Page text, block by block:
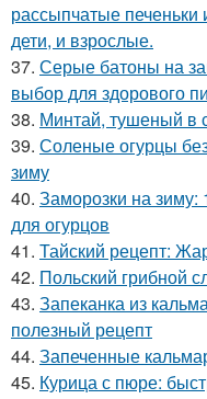
рассыпчатые печеньки
дети, и взрослые.
37. Серые батоны на
выбор для здорового
38. Минтай, тушеный в
39. Соленые огурцы
зиму
40. Заморозки на
для огурцов
41. Тайский рецепт:
42. Польский грибной
43. Запеканка из
полезный рецепт
44. Запеченные
45. Курица с пюре: